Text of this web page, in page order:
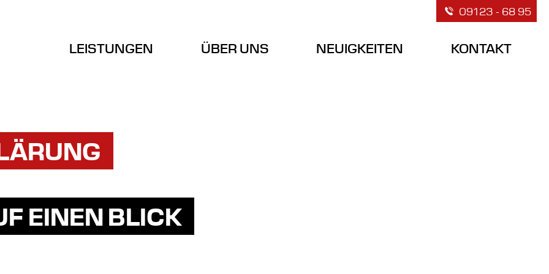
09123 - 68 95
LEISTUNGEN ÜBER UNS NEUIGKEITEN KONTAKT
EINEN BLICK